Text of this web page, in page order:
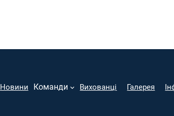
Новини Команди Вихованці Галерея